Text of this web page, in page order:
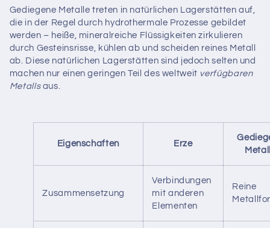
Gediegene Metalle treten in natürlichen Lagerstätten auf,
die in der Regel durch hydrothermale Prozesse gebildet
werden – heiße, mineralreiche Flüssigkeiten zirkulieren
durch Gesteinsrisse, kühlen ab und scheiden reines Metall
ab. Diese natürlichen Lagerstätten sind jedoch selten und
machen nur einen geringen Teil des weltweit verfügbaren
Metallsaus.
Eigenschaften Erze
Zusammensetzung
Verbindungen
mit anderen
Elementen
Reine